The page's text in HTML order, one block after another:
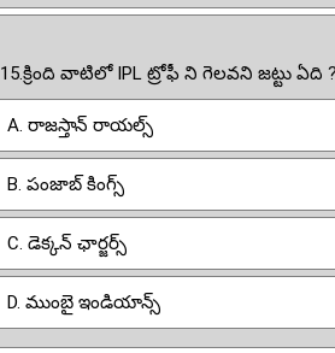
15.క్రింది వాటిలో IPL ట్రోఫీ ని గెలవని జట్టు ఏది ?
A. రాజస్తాన్ రాయల్స్
B. పంజాబ్ కింగ్స్
C. డెక్కన్ ఛార్జర్స్
D. ముంబై ఇండియాన్స్